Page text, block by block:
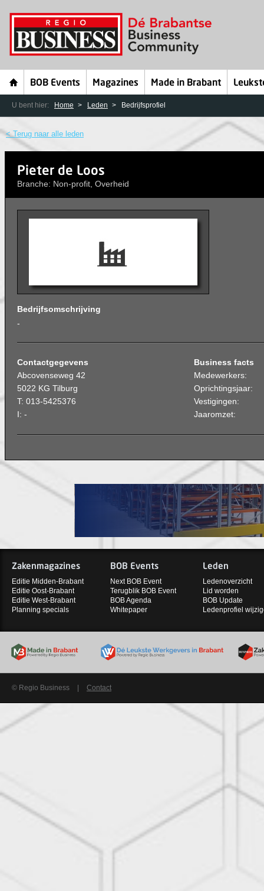
BOB Events Magazines Made in Brabant
U bent hier: Home Leden Bedrijfsprofiel
< Terug naar alle leden
Pieter de Loos
Branche: Non-profit, Overheid
Bedrijfsomschrijving
-
Contactgegevens
Abcovenseweg 42
5022 KG Tilburg
T: 013-5425376
I: -
Business facts
Medewerkers:
Oprichtingsjaar:
Vestigingen:
Jaaromzet:
Zakenmagazines
Editie Midden-Brabant
Editie Oost-Brabant
Editie West-Brabant
Planning specials
BOB Events
Next BOB Event
Terugblik BOB Event
BOB Agenda
Whitepaper
Leden
Ledenoverzicht
Lid worden
BOB Update
Ledenprofiel
© Regio Business Contact